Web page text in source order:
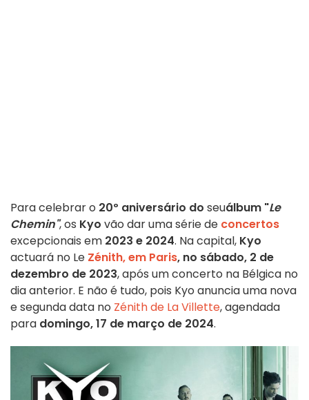
Para celebrar o 20º aniversário do seuálbum "Le
Chemin", os Kyo vão dar uma série de concertos
excepcionais em 2023 e 2024. Na capital, Kyo
actuará no Le Zénith, em Paris, no sábado, 2 de
dezembro de 2023, após um concerto na Bélgica no
dia anterior. E não é tudo, pois Kyo anuncia uma nova
e segunda data no Zénith de La Villette, agendada
para domingo, 17 de março de 2024.